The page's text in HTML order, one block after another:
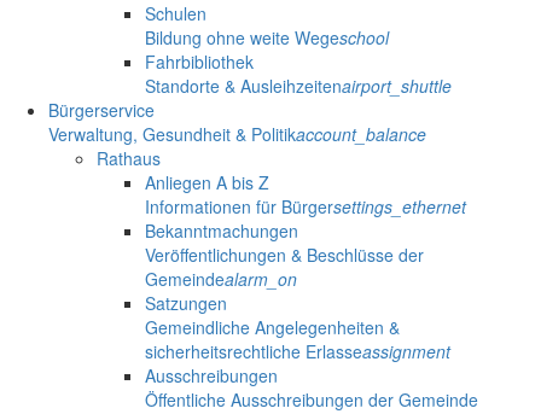
Schulen
Bildung ohne weite Wegeschool
Fahrbibliothek
Standorte & Ausleihzeitenairport_shuttle
Bürgerservice
Verwaltung, Gesundheit & Politikaccount_balance
Rathaus
Anliegen A bis Z
Informationen für Bürgersettings_ethernet
Bekanntmachungen
Veröffentlichungen & Beschlüsse der
Gemeindealarm_on
Satzungen
Gemeindliche Angelegenheiten &
sicherheitsrechtliche Erlasseassignment
Ausschreibungen
Öffentliche Ausschreibungen der Gemeinde